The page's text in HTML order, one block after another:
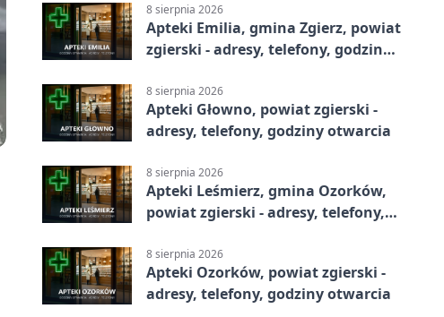
8 sierpnia 2026
Apteki Emilia, gmina Zgierz, powiat
zgierski - adresy, telefony, godziny
8 sierpnia 2026
Apteki Głowno, powiat zgierski -
adresy, telefony, godziny otwarcia
8 sierpnia 2026
Apteki Leśmierz, gmina Ozorków,
powiat zgierski - adresy, telefony,
8 sierpnia 2026
Apteki Ozorków, powiat zgierski -
adresy, telefony, godziny otwarcia